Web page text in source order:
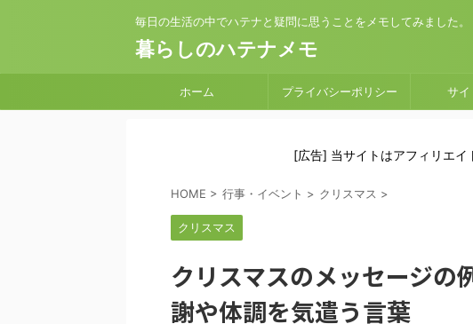
毎日の生活の中でハテナと疑問に思うことをメモしてみました。
暮らしのハテナメモ
ホーム プライバシーポリシー サイ
[広告] 当サイトはアフィリエイ
HOME > 行事・イベント > クリスマス >
クリスマス
クリスマスのメッセージの
謝や体調を気遣う言葉